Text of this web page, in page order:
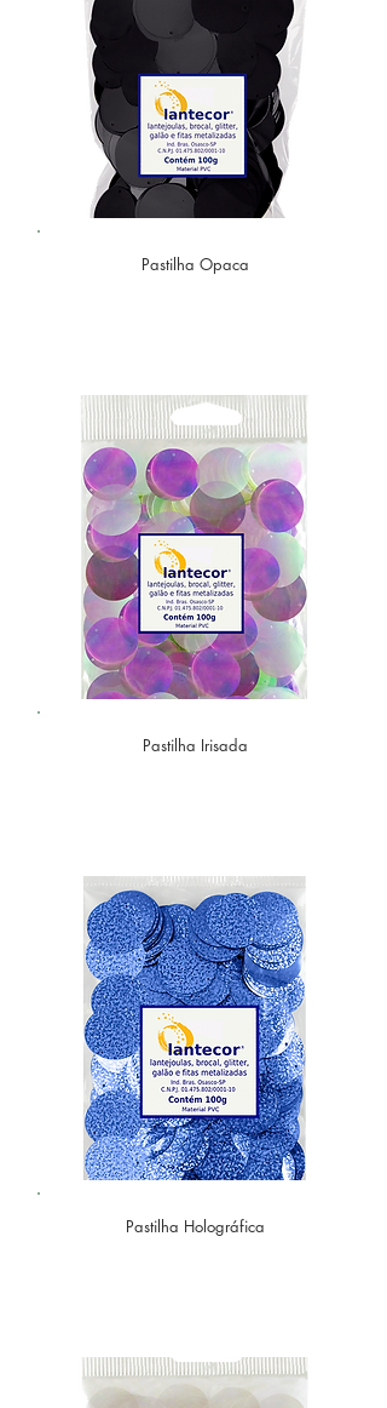
Pastilha Opaca
Pastilha Irisada
Pastilha Holográfica